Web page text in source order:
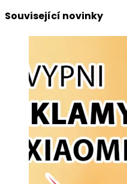
Související novinky